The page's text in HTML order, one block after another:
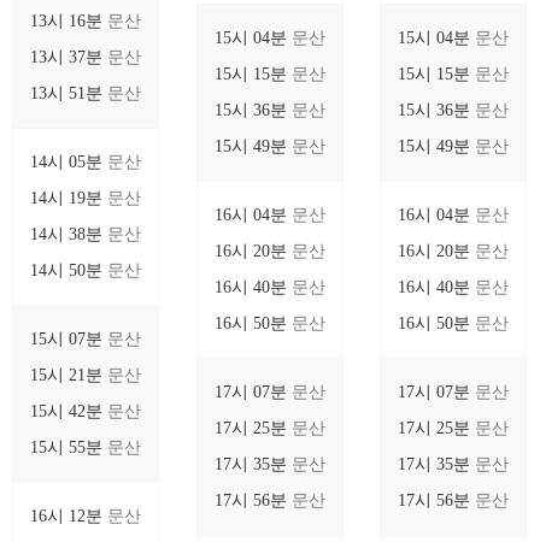
13시 16분 문산
13시 37분 문산
13시 51분 문산
14시 05분 문산
14시 19분 문산
14시 38분 문산
14시 50분 문산
15시 07분 문산
15시 21분 문산
15시 42분 문산
15시 55분 문산
16시 12분 문산
15시 04분 문산
15시 15분 문산
15시 36분 문산
15시 49분 문산
16시 04분 문산
16시 20분 문산
16시 40분 문산
16시 50분 문산
17시 07분 문산
17시 25분 문산
17시 35분 문산
17시 56분 문산
15시 04분 문산
15시 15분 문산
15시 36분 문산
15시 49분 문산
16시 04분 문산
16시 20분 문산
16시 40분 문산
16시 50분 문산
17시 07분 문산
17시 25분 문산
17시 35분 문산
17시 56분 문산